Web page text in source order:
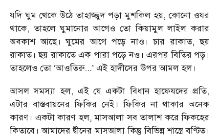
যদি ঘুম থেকে উঠে তাহাজ্জুদ পড়া মুশকিল হয়, কোনো ওযর
থাকে, তাহলে ঘুমানোর আগেও তো কিয়ামুল লাইল করার
অবকাশ আছে। ঘুমের আগে পড়ে নাও। চার রাকাত, ছয়
রাকাত। ছয় রাকাতে এক পারা পড়ে নও। এরপর বিতির পড়।
তাহলেও তো ‘আওতিরু...’ এই হাদীসের উপর আমল হল।
আসল সমস্যা হল, এই যে একটা বিধান হাফেযদের প্রতি,
এটার বাস্তবায়নের ফিকির নেই। ফিকির না থাকার অনেক
কারণ। একটা কারণ হল, মাসআলা সব তালাশ করে ফিকহের
কিতাবে। আমাদের দ্বীনের মাসআলা কিন্তু বিভিন্ন শাস্ত্রে বণ্টিত।